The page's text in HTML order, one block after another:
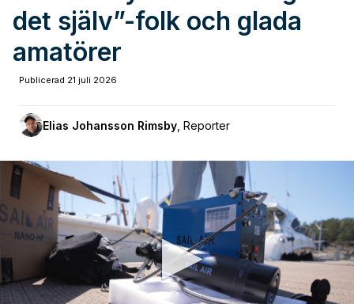
det själv”-folk och glada
amatörer
Publicerad 21 juli 2026
Elias Johansson Rimsby Reporter